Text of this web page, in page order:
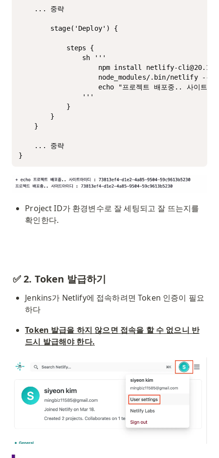
    ... 중략
        stage('Deploy') {
            steps {
                sh '''
                    npm install netlify-cli@20.1.1
node_modules/.bin/netlify --
echo "프로젝트 배포중.. 사이트
                '''
            }
        }
    }
    ... 중략
Project ID가 환경변수로 잘 세팅되고 잘 뜨는지를
확인한다.
✅ 2. Token 발급하기
Jenkins가 Netlify에 접속하려면 Token 인증이 필요
하다
Token 발급을 하지 않으면 접속을 할 수 없으니 반
드시 발급해야 한다.